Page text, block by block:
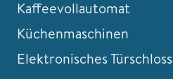
Kaffeevollautomat
Küchenmaschinen
Elektronisches Türschloss